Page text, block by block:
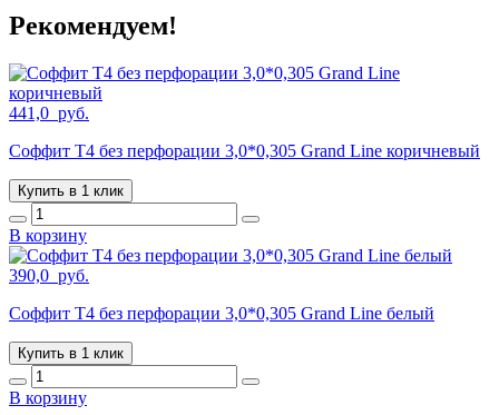
Рекомендуем!
441,0 руб.
Соффит T4 без перфорации 3,0*0,305 Grand Line коричневый
Купить в 1 клик
В корзину
390,0 руб.
Соффит T4 без перфорации 3,0*0,305 Grand Line белый
Купить в 1 клик
В корзину